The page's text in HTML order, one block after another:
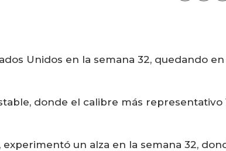
Unidos en la semana 32, quedando en
donde el calibre más representativo
un alza en la semana 32,